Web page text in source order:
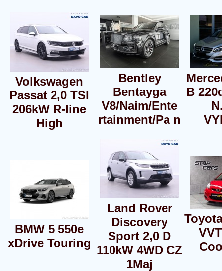
Volkswagen
Passat 2,0 TSI
206kW R-line
High
Bentley
Bentayga
V8/Naim/Ente
rtainment/Pa n
B
BMW 5 550e
xDrive Touring
Land Rover
Discovery
Sport 2,0 D
110kW 4WD CZ
1Maj